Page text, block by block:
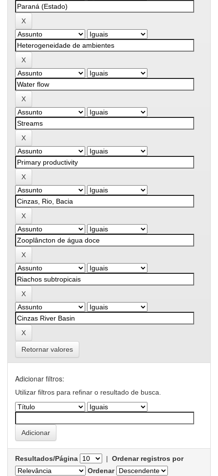
Retornar valores
Adicionar filtros:
Utilizar filtros para refinar o resultado de busca.
Resultados/Página | Ordenar registros por
Ordenar